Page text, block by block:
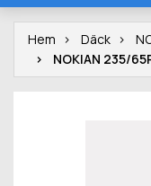
Hem Däck
NOKIAN 235/